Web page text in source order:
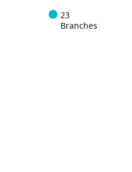
23
Branches